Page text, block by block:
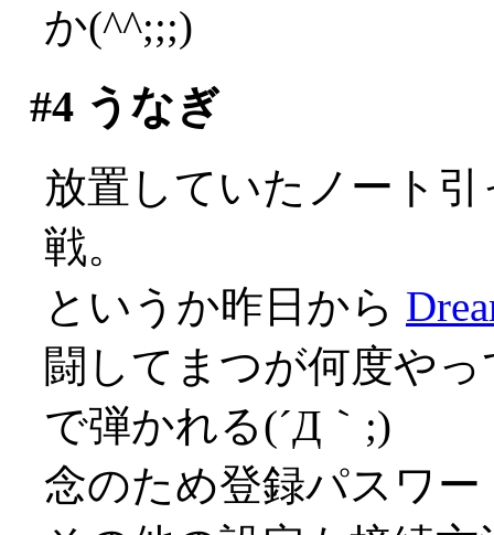
か(^^;;;)
#4うなぎ
放置していたノート
戦。
というか昨日から
闘してまつが何度や
で弾かれる(´Д｀;)
念のため登録パスワ